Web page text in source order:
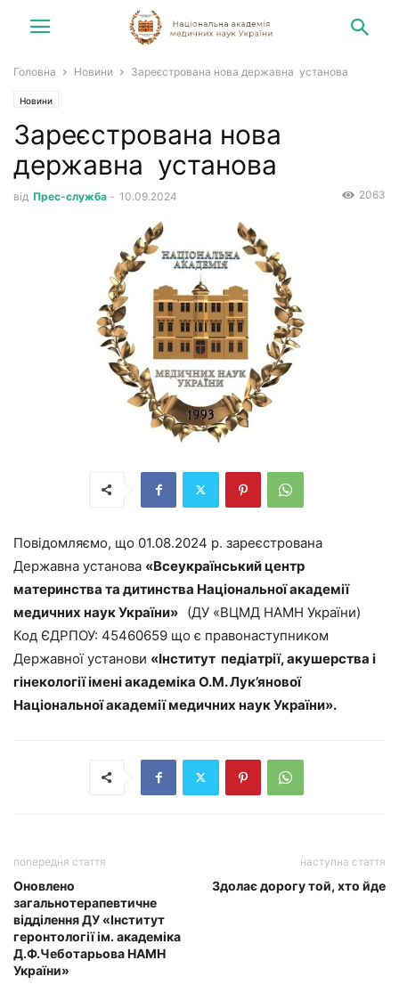
Головна Новини Зареєстрована нова державна установа
Новини
Зареєстрована нова
державна установа
від Прес-служба - 10.09.2024 2063
Повідомляємо, що 01.08.2024 р. зареєстрована
Державна установа «Всеукраїнський центр
материнства та дитинства Національної академії
медичних наук України» (ДУ «ВЦМД НАМН України)
Код ЄДРПОУ: 45460659 що є правонаступником
Державної установи «Інститут педіатрії, акушерства і
гінекології імені академіка О.М. Лук’янової
Національної академії медичних наук України».
попередня стаття
Оновлено
загальнотерапевтичне
відділення ДУ «Інститут
геронтології ім. академіка
Д.Ф.Чеботарьова НАМН
України»
наступна стаття
Здолає дорогу той, хто йде